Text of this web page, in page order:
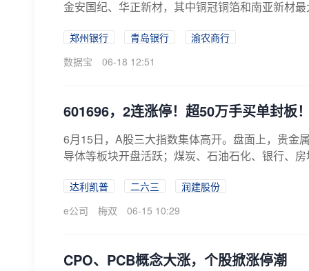
金安国纪、华正新材，其中铜冠铜箔和南亚新材
郑州银行 青岛银行
渝农商行
数据宝
06-18 12:51
601696，2连涨停！超50万手买单封板
6月15日，A股三大指数集体高开。盘面上，贵金
导体等板块开盘活跃；煤炭、石油石化、银行、
达利凯普 二六三
润建股份
e公司
梅双 06-15 10:29
CPO、PCB概念大涨，个股掀涨停潮